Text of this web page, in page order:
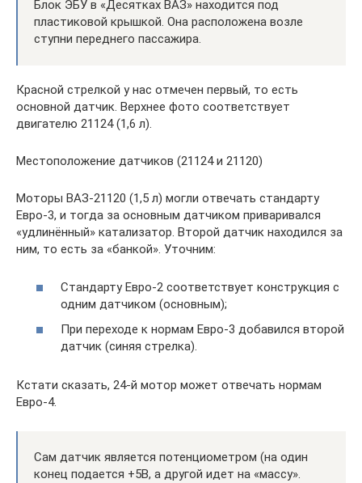
Блок ЭБУ в «Десятках ВАЗ» находится под
пластиковой крышкой. Она расположена возле
ступни переднего пассажира.
Красной стрелкой у нас отмечен первый, то есть
основной датчик. Верхнее фото соответствует
двигателю 21124 (1,6 л).
Местоположение датчиков (21124 и 21120)
Моторы ВАЗ-21120 (1,5 л) могли отвечать стандарту
Евро-3, и тогда за основным датчиком приваривался
«удлинённый» катализатор. Второй датчик находился за
ним, то есть за «банкой». Уточним:
Стандарту Евро-2 соответствует конструкция с
одним датчиком (основным);
При переходе к нормам Евро-3 добавился второй
датчик (синяя стрелка).
Кстати сказать, 24-й мотор может отвечать нормам
Евро-4.
Сам датчик является потенциометром (на один
конец подается +5В, а другой идет на «массу».